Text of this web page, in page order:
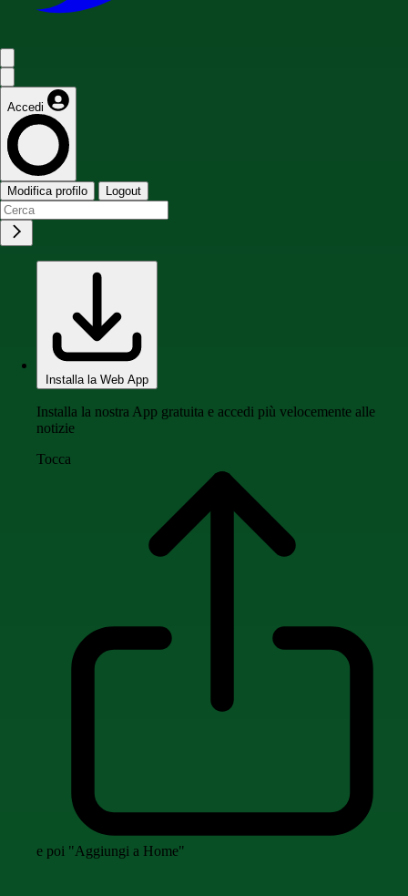
Accedi
Modifica profilo Logout
Installa la Web App
Installa la nostra App gratuita e accedi più velocemente alle
notizie
Tocca
e poi "Aggiungi a Home"